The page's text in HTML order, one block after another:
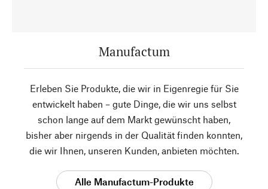
Manufactum
Erleben Sie Produkte, die wir in Eigenregie für Sie
entwickelt haben – gute Dinge, die wir uns selbst
schon lange auf dem Markt gewünscht haben,
bisher aber nirgends in der Qualität finden konnten,
die wir Ihnen, unseren Kunden, anbieten möchten.
Alle Manufactum-Produkte